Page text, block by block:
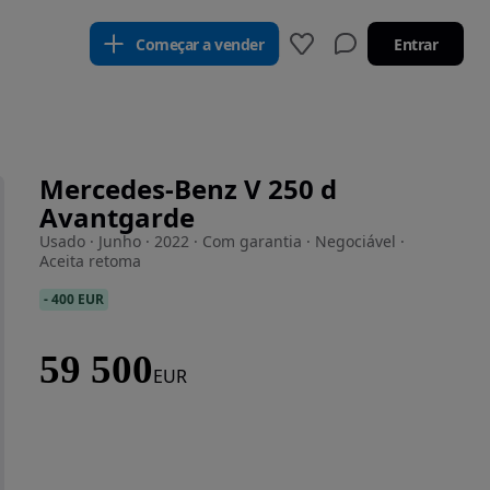
Começar a vender Entrar
Mercedes-Benz V 250 d
Avantgarde
Usado · Junho · 2022 · Com garantia · Negociável ·
Aceita retoma
-400 EUR
59 500EUR